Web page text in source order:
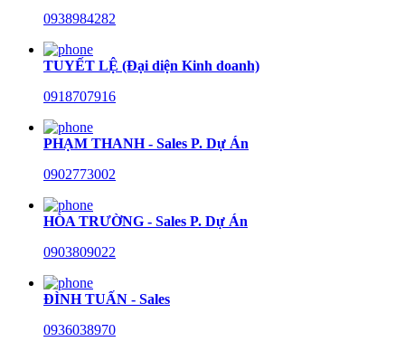
0938984282
TUYẾT LỆ (Đại diện Kinh doanh)
0918707916
PHẠM THANH - Sales P. Dự Án
0902773002
HÒA TRƯỜNG - Sales P. Dự Án
0903809022
ĐÌNH TUẤN - Sales
0936038970